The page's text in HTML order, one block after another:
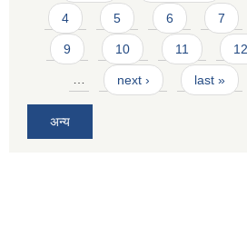
4 5 6 7
9 10 11 12
… next › last »
अन्य